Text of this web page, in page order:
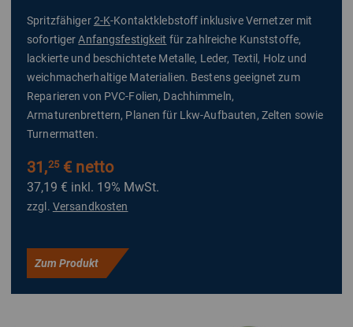
Spritzfähiger2-K-Kontaktklebstoff inklusive Vernetzer mit
sofortigerAnfangsfestigkeit für zahlreiche Kunststoffe,
lackierte und beschichtete Metalle, Leder, Textil, Holz und
weichmacherhaltige Materialien. Bestens geeignet zum
Reparieren von PVC-Folien, Dachhimmeln,
Armaturenbrettern, Planen für Lkw-Aufbauten, Zelten sowie
Turnermatten.
31,25€ netto
37,19 € inkl. 19% MwSt.
zzgl. Versandkosten
Zum Produkt